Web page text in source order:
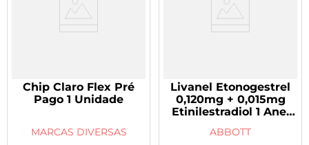
Chip Claro Flex Pré
Pago 1 Unidade
MARCAS DIVERSAS
Livanel Etonogestrel
0,120mg + 0,015mg
Etinilestradiol 1 Anel
ABBOTT